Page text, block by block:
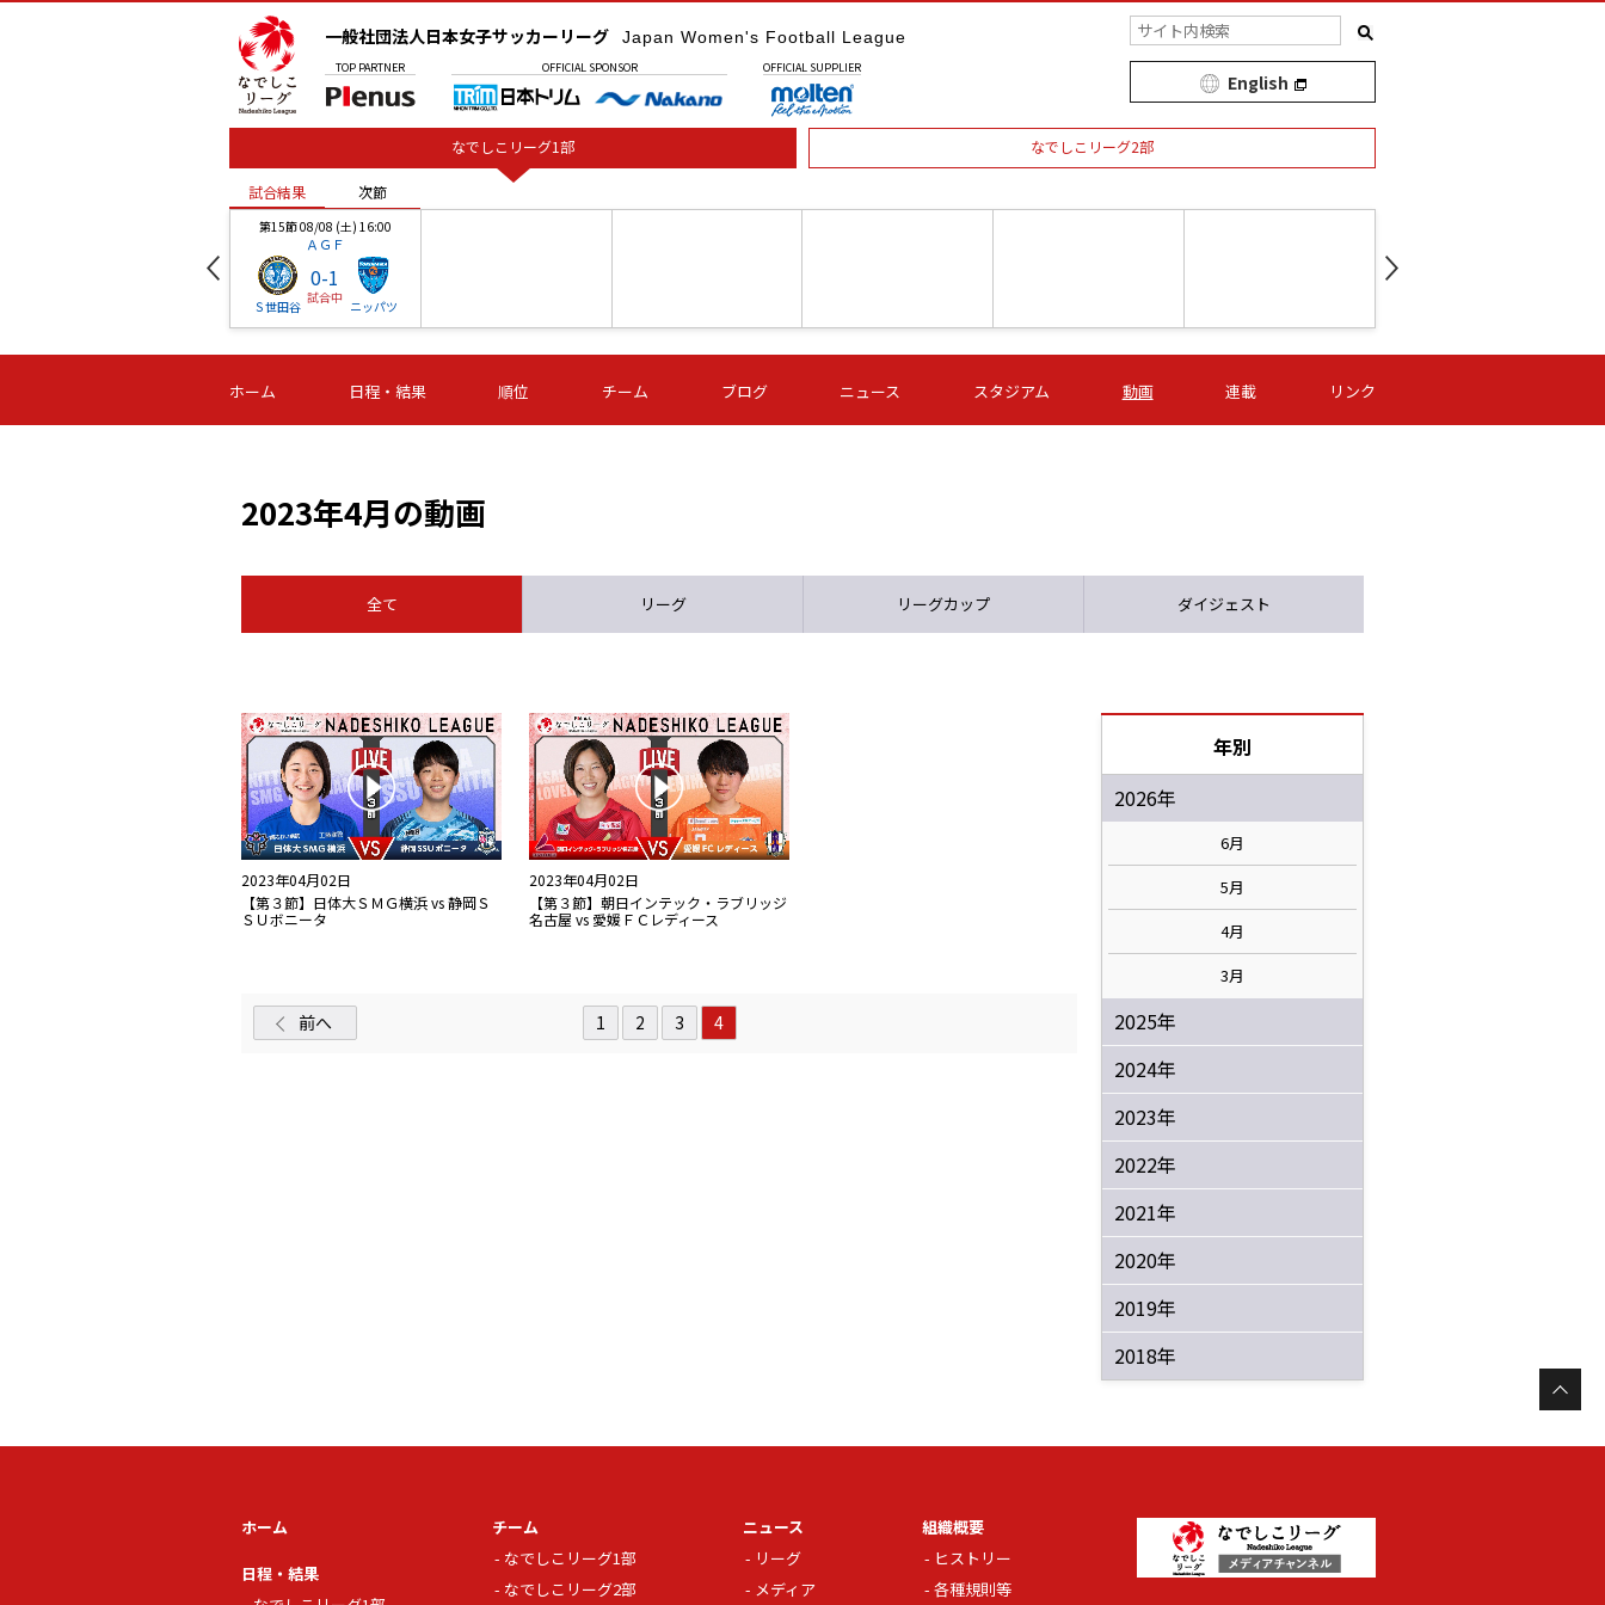
一般社団法人日本女子サッカーリーグ Japan Women's Football League
TOP PARTNER OFFICIAL SPONSOR OFFICIAL SUPPLIER
English
なでしこリーグ1部 なでしこリーグ2部
試合結果 次節
第15節 08/08 (土) 16:00
ＡＧＦ
Ｓ世田谷
0-1
試合中
ニッパツ
-
第16節 09/05 (土) 15:00
ニッパツ
-
第16節 09/05 (土) 15:00
石人の星
-
第16節 09/05 (土) 16:00
ＡＧＦ
-
いちご
-
第16節 09/06 (日) 15:00
-
第16節 09/06 (日) 15:00
- -
試合結果 次節
ホーム 日程・結果 順位 チーム ブログ ニュース スタジアム 動画 連載 リンク
2023年4月の動画
全て リーグ リーグカップ ダイジェスト
2023年04月02日
【第３節】日体大ＳＭＧ横浜 vs 静岡Ｓ
ＳＵボニータ
2023年04月02日
【第３節】朝日インテック・ラブリッジ
名古屋 vs 愛媛ＦＣレディース
前へ 1 2 3 4
年別
2026年
6月
5月
4月
3月
2025年
2024年
2023年
2022年
2021年
2020年
2019年
2018年
ホーム
日程・結果
チーム
なでしこリーグ1部
なでしこリーグ2部
ニュース
リーグ
メディア
組織概要
ヒストリー
各種規則等